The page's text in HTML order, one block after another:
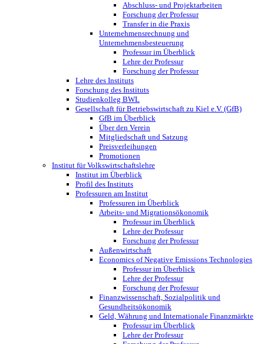
Abschluss- und Projektarbeiten
Forschung der Professur
Transfer in die Praxis
Unternehmensrechnung und
Unternehmensbesteuerung
Professur im Überblick
Lehre der Professur
Forschung der Professur
Lehre des Instituts
Forschung des Instituts
Studienkolleg BWL
Gesellschaft für Betriebswirtschaft zu Kiel e.V. (GfB)
GfB im Überblick
Über den Verein
Mitgliedschaft und Satzung
Preisverleihungen
Promotionen
Institut für Volkswirtschaftslehre
Institut im Überblick
Profil des Instituts
Professuren am Institut
Professuren im Überblick
Arbeits- und Migrationsökonomik
Professur im Überblick
Lehre der Professur
Forschung der Professur
Außenwirtschaft
Economics of Negative Emissions Technologies
Professur im Überblick
Lehre der Professur
Forschung der Professur
Finanzwissenschaft, Sozialpolitik und
Gesundheitsökonomik
Geld, Währung und Internationale Finanzmärkte
Professur im Überblick
Lehre der Professur